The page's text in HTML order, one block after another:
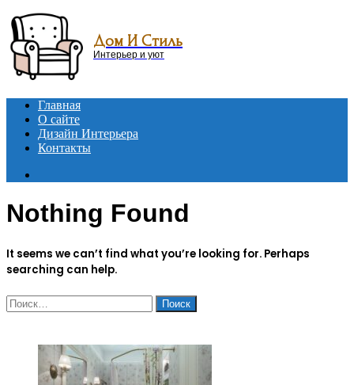
Menu
Дом И Стиль
Интерьер и уют
Главная
О сайте
Дизайн Интерьера
Контакты
Nothing Found
It seems we can’t find what you’re looking for. Perhaps
searching can help.
Найти: